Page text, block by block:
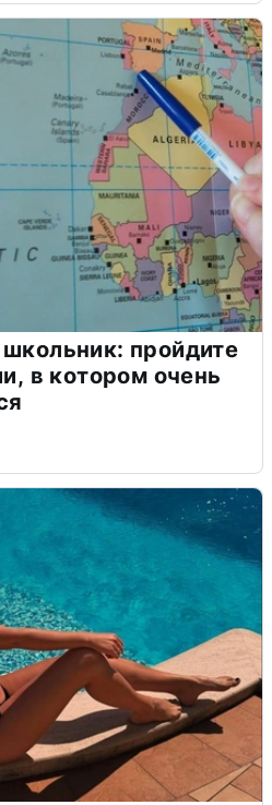
пройдите
в котором очень